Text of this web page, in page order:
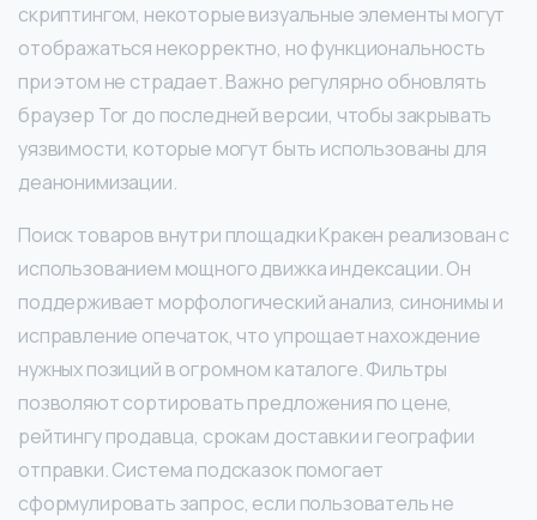
скриптингом, некоторые визуальные элементы могут
отображаться некорректно, но функциональность
при этом не страдает. Важно регулярно обновлять
браузер Tor до последней версии, чтобы закрывать
уязвимости, которые могут быть использованы для
деанонимизации.
Поиск товаров внутри площадки Кракен реализован с
использованием мощного движка индексации. Он
поддерживает морфологический анализ, синонимы и
исправление опечаток, что упрощает нахождение
нужных позиций в огромном каталоге. Фильтры
позволяют сортировать предложения по цене,
рейтингу продавца, срокам доставки и географии
отправки. Система подсказок помогает
сформулировать запрос, если пользователь не